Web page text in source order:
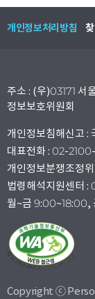
개인정보처리방침
주소 : (우)03171 서
정보보호위원회
개인정보침해신고 :
대표전화 : 02-
개인정보분쟁조정
법령해석지원센터
월~금 9:00~18:00,
Copyright ⓒ